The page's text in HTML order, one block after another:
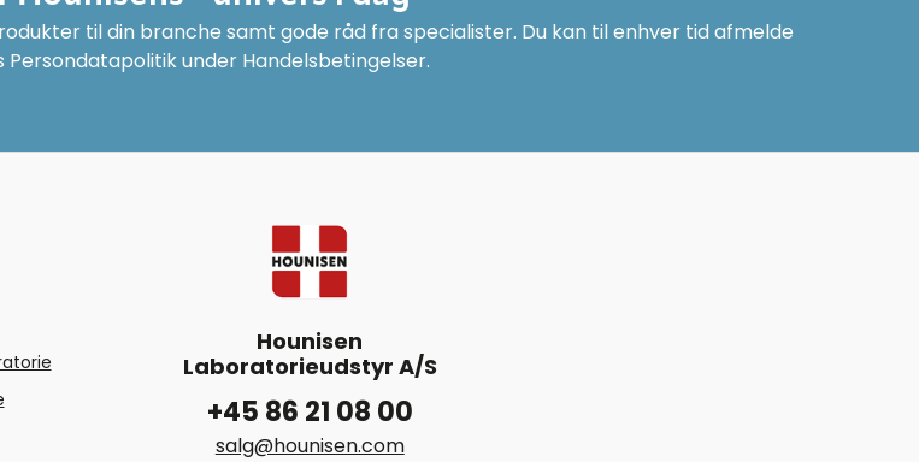
til din branche samt gode råd fra specialister. Du kan til enhver tid afmelde
under Handelsbetingelser.
Hounisen
Laboratorieudstyr A/S
+45 86 21 08 00
salg@hounisen.com